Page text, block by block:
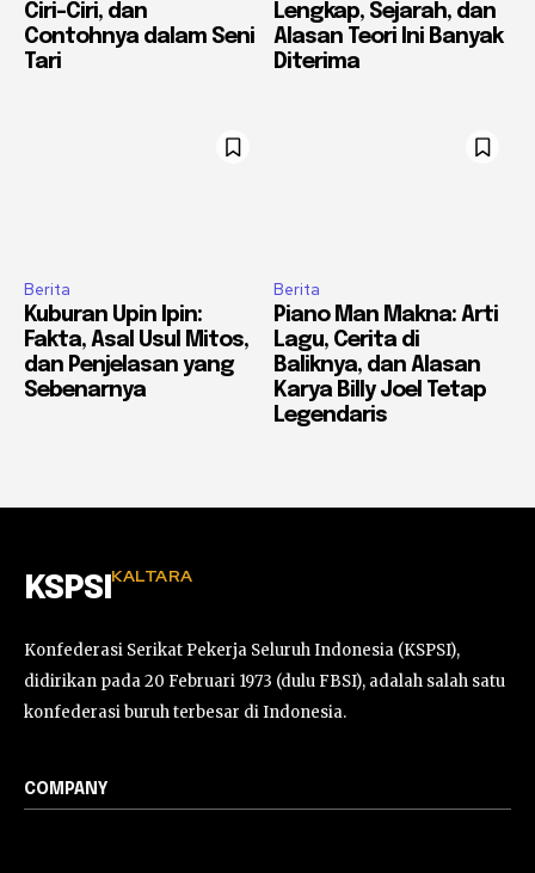
Ciri-Ciri, dan
Contohnya dalam Seni
Tari
Lengkap, Sejarah, dan
Alasan Teori Ini Banyak
Diterima
Berita
Kuburan Upin Ipin:
Fakta, Asal Usul Mitos,
dan Penjelasan yang
Sebenarnya
Berita
Piano Man Makna: Arti
Lagu, Cerita di
Baliknya, dan Alasan
Karya Billy Joel Tetap
Legendaris
KSPSI KALTARA
Konfederasi Serikat Pekerja Seluruh Indonesia (KSPSI),
didirikan pada 20 Februari 1973 (dulu FBSI), adalah salah satu
konfederasi buruh terbesar di Indonesia.
COMPANY